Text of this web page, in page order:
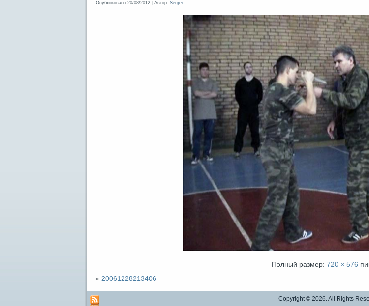
Опубликовано 20/08/2012 Автор: Sergei
Полный размер: 720 × 576
« 20061228213406
Copyright © 2026. All Rights